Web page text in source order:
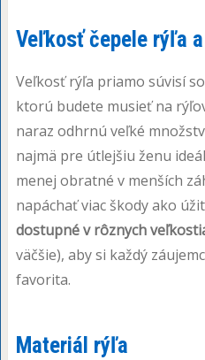
Veľkosť čepele rýľa
Veľkosť rýľa priamo súvisí
ktorú budete musieť na
naraz odhrnú veľké
najmä pre útlejšiu ženu
menej obratné v menších
napáchať viac škody ako
dostupné v rôznych
väčšie), aby si každý
favorita.
Materiál rýľa